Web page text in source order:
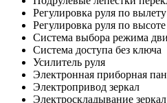
Регулировка руля по вылету
Регулировка руля по высоте
Система выбора режима
Система доступа без ключа
Усилитель руля
Электронная приборная
Электропривод зеркал
Электроскладывание зеркал